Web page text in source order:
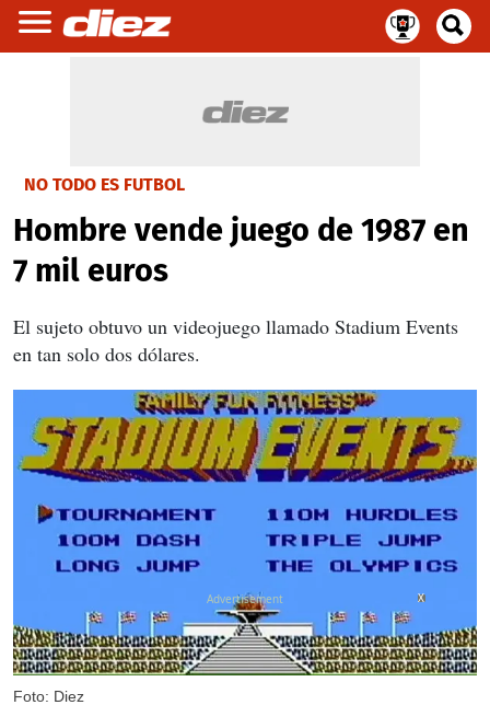
NO TODO ES FUTBOL
Hombre vende juego de 1987 en
7 mil euros
El sujeto obtuvo un videojuego llamado Stadium Events
en tan solo dos dólares.
Foto: Diez
X